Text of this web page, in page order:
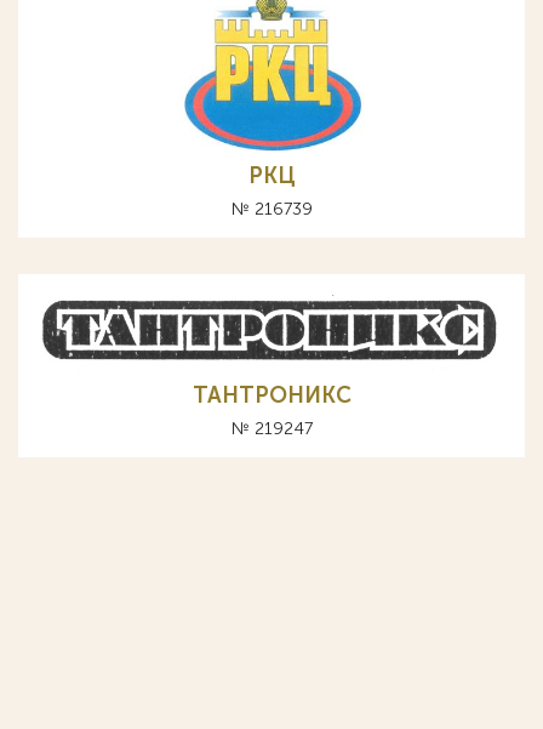
РКЦ
№ 216739
ТАНТРОНИКС
№ 219247